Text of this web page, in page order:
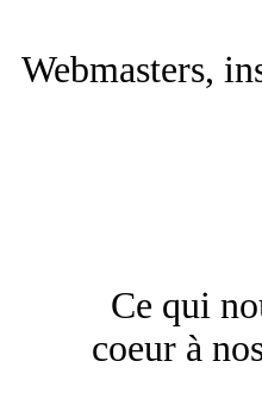
Webmasters,
Ce qui
coeur à